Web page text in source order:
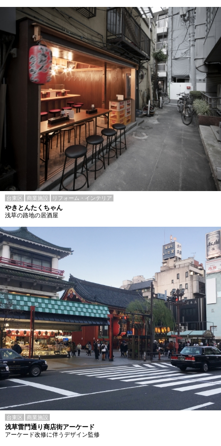
台東区 商業施設 リフォーム・インテリア
やきとんたくちゃん
浅草の路地の居酒屋
台東区 商業施設
浅草雷門通り商店街アーケード
アーケード改修に伴うデザイン監修